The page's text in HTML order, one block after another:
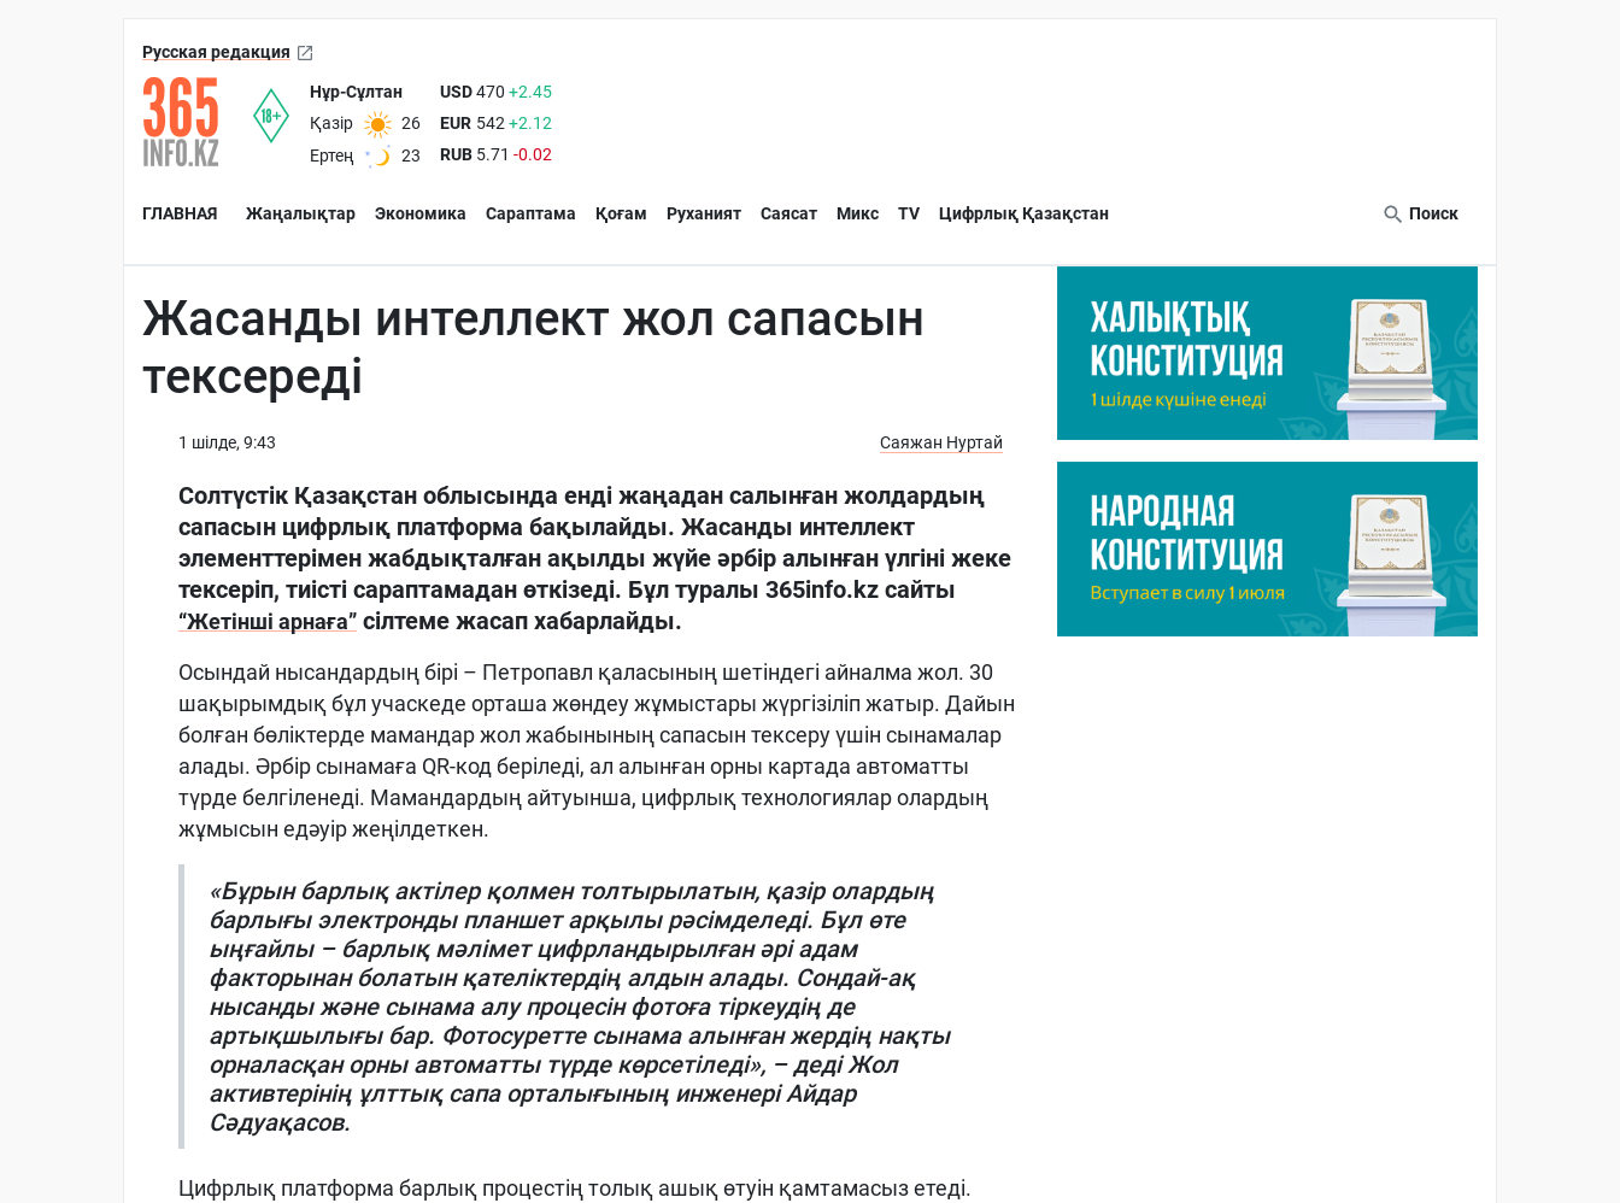
Русская редакция
Нұр-Сұлтан
Қазір
26
Ертең
23
USD470 +2.45
EUR 542 +2.12
RUB 5.71 -0.02
ГЛАВНАЯ Жаңалықтар Экономика Сараптама Қоғам Руханият Саясат Микс TV Цифрлық Қазақстан Поиск
Жасанды интеллект жол сапасын
тексереді
1 шiлде, 9:43 Саяжан Нуртай
Солтүстік Қазақстан облысында енді жаңадан салынған жолдардың
сапасын цифрлық платформа бақылайды. Жасанды интеллект
элементтерімен жабдықталған ақылды жүйе әрбір алынған үлгіні жеке
тексеріп, тиісті сараптамадан өткізеді. Бұл туралы 365info.kz сайты
“Жетінші арнаға” сілтеме жасап хабарлайды.
Осындай нысандардың бірі – Петропавл қаласының шетіндегі айналма жол. 30
шақырымдық бұл учаскеде орташа жөндеу жұмыстары жүргізіліп жатыр. Дайын
болған бөліктерде мамандар жол жабынының сапасын тексеру үшін сынамалар
алады. Әрбір сынамаға QR-код беріледі, ал алынған орны картада автоматты
түрде белгіленеді. Мамандардың айтуынша, цифрлық технологиялар олардың
жұмысын едәуір жеңілдеткен.
«Бұрын барлық актілер қолмен толтырылатын, қазір олардың
барлығы электронды планшет арқылы рәсімделеді. Бұл өте
ыңғайлы – барлық мәлімет цифрландырылған әрі адам
факторынан болатын қателіктердің алдын алады. Сондай-ақ
нысанды және сынама алу процесін фотоға тіркеудің де
артықшылығы бар. Фотосуретте сынама алынған жердің нақты
орналасқан орны автоматты түрде көрсетіледі», – деді Жол
активтерінің ұлттық сапа орталығының инженері Айдар
Сәдуақасов.
Цифрлық платформа барлық процестің толық ашық өтуін қамтамасыз етеді.